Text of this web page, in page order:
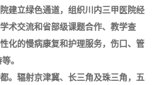
建立绿色通道，组织川内三甲医院经
术交流和省部级课题合作、教学查
化的慢病康复和护理服务，伤口、管
。
。辐射京津冀、长三角及珠三角，五